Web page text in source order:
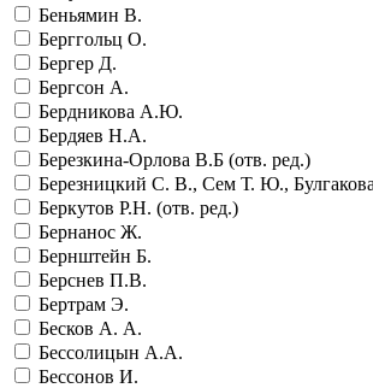
Беньямин В.
Берггольц О.
Бергер Д.
Бергсон А.
Бердникова А.Ю.
Бердяев Н.А.
Березкина-Орлова В.Б (отв. ред.)
Березницкий С. В., Сем Т. Ю.,
Беркутов Р.Н. (отв. ред.)
Бернанос Ж.
Бернштейн Б.
Берснев П.В.
Бертрам Э.
Бесков А. А.
Бессолицын А.А.
Бессонов И.